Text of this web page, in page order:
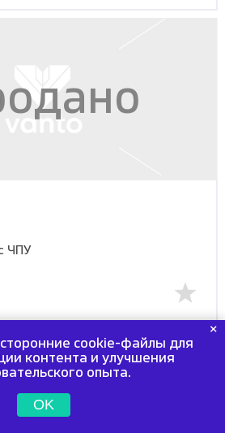
ЧПУ
cookie-файлы для
контента и улучшения
опыта.
OK